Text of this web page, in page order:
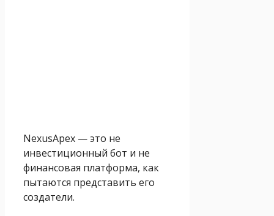
NexusApex — это не
инвестиционный бот и не
финансовая платформа, как
пытаются представить его
создатели.